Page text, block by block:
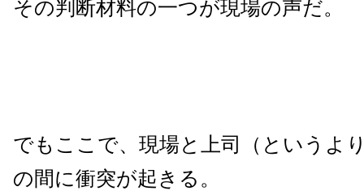
その判断材料の一つが現場の声だ。
でもここで、現場と上司（というよ
の間に衝突が起きる。